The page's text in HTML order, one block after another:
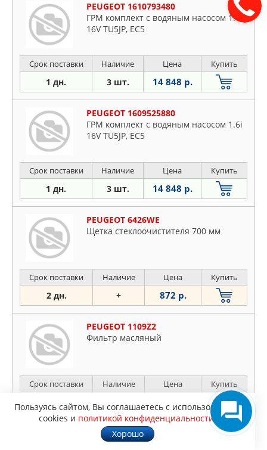
PEUGEOT 1610793480
ГРМ комплект с водяным насосом 1.6i
16V TU5JP, EC5
Срок поставки Наличие Цена Купить
1 дн. 3 шт. 14 848 р.
PEUGEOT 1609525880
ГРМ комплект с водяным насосом 1.6i
16V TU5JP, EC5
Срок поставки Наличие Цена Купить
1 дн. 3 шт. 14 848 р.
PEUGEOT 6426WE
Щетка стеклоочистителя 700 мм
Срок поставки Наличие Цена Купить
2 дн. + 872 р.
PEUGEOT 1109Z2
Фильтp мacляный
Срок поставки Наличие Цена Купить
30 дней
PEUGEOT 9642458680
РЕМЕНЬ ПОЛИКЛИНОВЫЙ /CITROEN
Пользуясь сайтом, Вы соглашаетесь с использованием
cookies и политикой конфиденциальности
Хорошо